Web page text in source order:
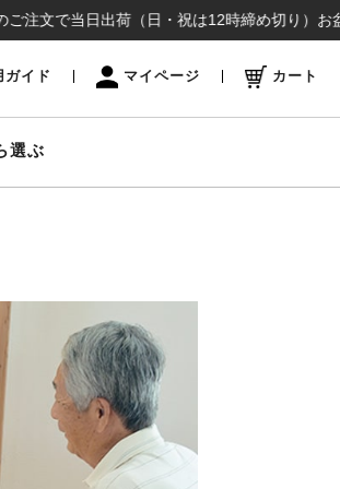
当日出荷（日・祝は12時締め切り）お盆も通
ガイド マイページ カート
選ぶ